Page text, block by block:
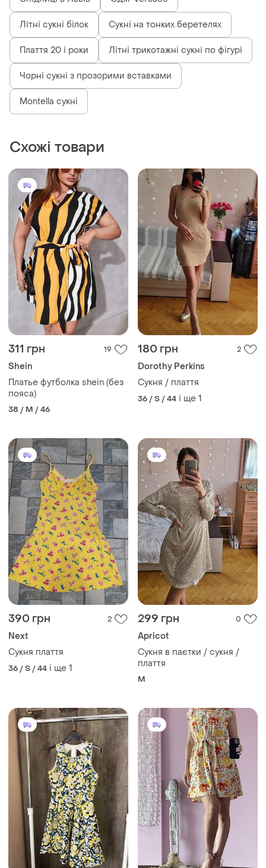
Літні сукні білок Сукні на тонких беретелях
Плаття 20 і роки Літні трикотажні сукні по фігурі
Чорні сукні з прозорими вставками
Montella сукні
Схожі товари
311 грн 19
Shein
Платье футболка shein (без
пояса)
38 / M / 46
180 грн 2
Dorothy Perkins
Сукня / плаття
36 / S / 44 і ще 1
390 грн 2
Next
Сукня плаття
36 / S / 44 і ще 1
299 грн 0
Apricot
Сукня в паєтки / сукня /
плаття
M